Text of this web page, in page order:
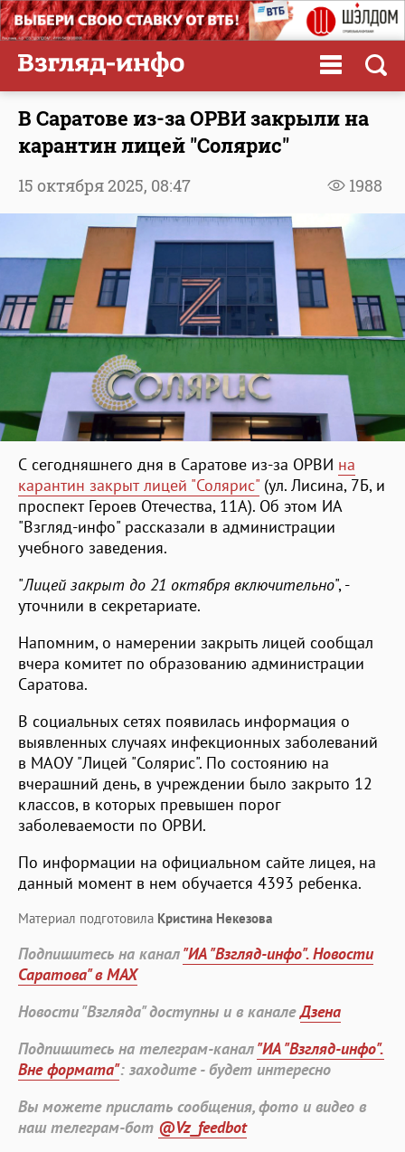
В Саратове из-за ОРВИ закрыли на
карантин лицей "Солярис"
1988
15 октября 2025, 08:47
С сегодняшнего дня в Саратове из-за ОРВИ на
карантин закрыт лицей "Солярис" (ул. Лисина, 7Б, и
проспект Героев Отечества, 11А). Об этом ИА
"Взгляд-инфо" рассказали в администрации
учебного заведения.
"Лицей закрыт до 21 октября включительно", -
уточнили в секретариате.
Напомним, о намерении закрыть лицей сообщал
вчера комитет по образованию администрации
Саратова.
В социальных сетях появилась информация о
выявленных случаях инфекционных заболеваний
в МАОУ "Лицей "Солярис". По состоянию на
вчерашний день, в учреждении было закрыто 12
классов, в которых превышен порог
заболеваемости по ОРВИ.
По информации на официальном сайте лицея, на
данный момент в нем обучается 4393 ребенка.
Материал подготовила Кристина Некезова
Подпишитесь на канал"ИА "Взгляд-инфо". Новости
Саратова" в MAX
Новости "Взгляда" доступны и в каналеДзена
Подпишитесь на телеграм-канал"ИА "Взгляд-инфо".
Вне формата": заходите - будет интересно
Вы можете прислать сообщения, фото и видео в
наш телеграм-бот @Vz_feedbot